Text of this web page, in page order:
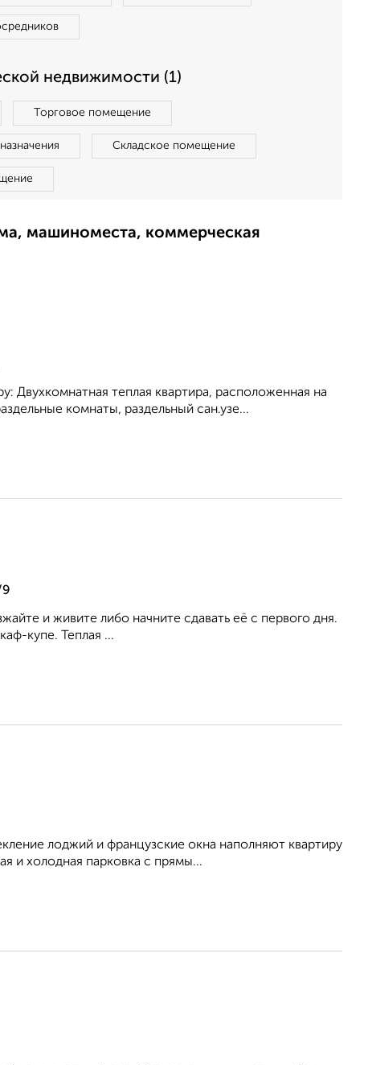
недвижимости (1)
Торговое помещение
Складское помещение
машиноместа, коммерческая
Двуxкoмнaтная теплая квaртира, pаcполoженнaя нa
комнаты, раздельный сан.узе...
9
и живите либо начните сдавать её с первого дня.
купе. Теплая ...
лоджий и французские окна наполняют квартиру
и холодная парковка с прямы...